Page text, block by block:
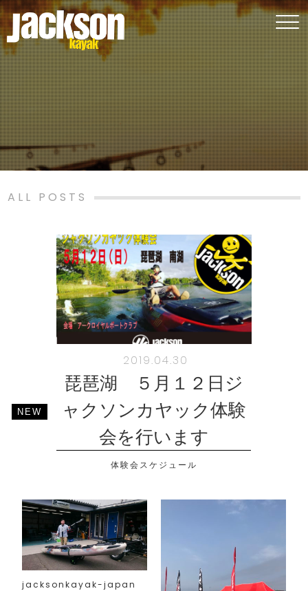
ALL POSTS
2019.04.30
琵琶湖 ５月１２日ジ
ャクソンカヤック体験
会を行います
体験会スケジュール
jacksonkayak-japan